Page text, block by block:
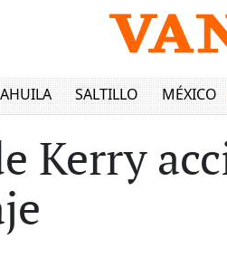
SALTILLO MÉXICO
Kerry